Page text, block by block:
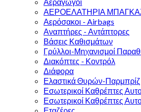
Αεραγωγοί
ΑΕΡΟΕΛΑΤΗΡΙΑ
Αερόσακοι - Airbags
Αναπτήρες - Αντάπτορες
Βάσεις Καθισμάτων
Γρύλλοι-Μηχανισμοί
Διακόπτες - Κοντρόλ
Διάφορα
Ελαστικά Θυρών-Παρμπρίζ
Εσωτερικοί Καθρέπτες
Εσωτερικοί Καθρέπτες